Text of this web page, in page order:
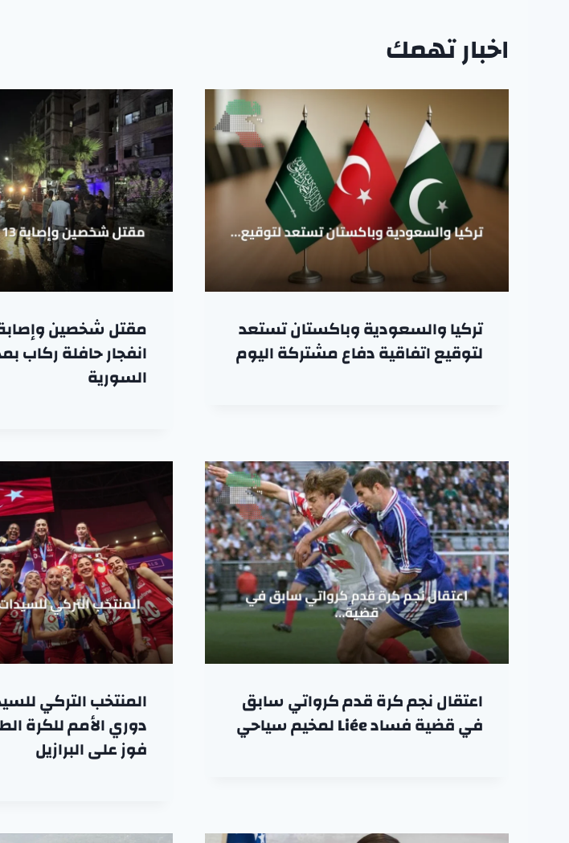
اخبار تهمك
تركيا والسعودية وباكستان تستعد
لتوقيع اتفاقية دفاع مشتركة اليوم
انفجار حافلة ركاب
السورية
اعتقال نجم كرة قدم كرواتي سابق
في قضية فساد Liée لمخيم سياحي
المنتخب التركي
فوز على البرازيل